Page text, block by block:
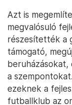
Azt is
megvalósuló
részesítették a
támogató,
a
ezeknek a
futballklub az